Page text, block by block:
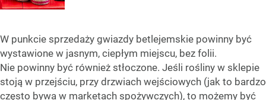
W punkcie sprzedaży gwiazdy betlejemskie powinny być
wystawione w jasnym, ciepłym miejscu, bez folii.
Nie powinny być również stłoczone. Jeśli rośliny w sklepie
stoją w przejściu, przy drzwiach wejściowych (jak to bardzo
często bywa w marketach spożywczych), to możemy być